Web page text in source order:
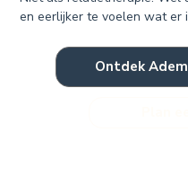
en eerlijker te voelen wat er
Ontdek